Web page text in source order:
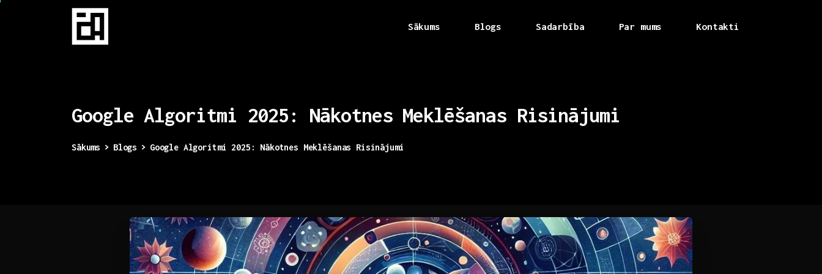
Sākums Blogs Sadarbība Par mums Kontakti
Google Algoritmi 2025: Nākotnes Meklēšanas Risinājumi
Sākums Blogs Google Algoritmi 2025: Nākotnes Meklēšanas Risinājumi